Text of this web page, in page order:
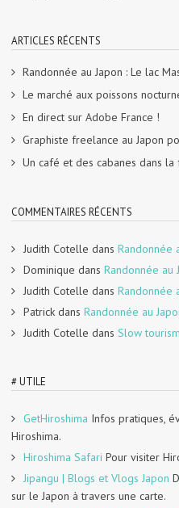
ARTICLES RÉCENTS
Randonnée au Japon : Le lac
Le marché aux poissons
En direct sur Adobe France !
Graphiste freelance au Japon
Un café et des cabanes dans
COMMENTAIRES RÉCENTS
Judith Cotelle dans Randonnée
Dominique dans Randonnée au
Judith Cotelle dans Randonnée
Patrick dans Randonnée au
Judith Cotelle dans Slow
# UTILE
GetHiroshima Infos pratiques,
Hiroshima.
Hiroshima Safari Pour visiter
Jipangu | Blogs et Vlogs Japon
sur le Japon à travers une carte.